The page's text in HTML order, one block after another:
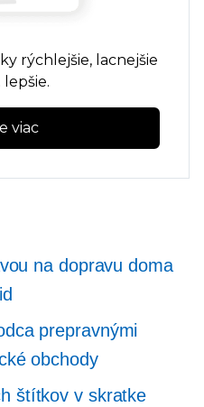
rýchlejšie, lacnejšie
lepšie.
viac
na dopravu doma
prepravnými
obchody
štítkov v skratke